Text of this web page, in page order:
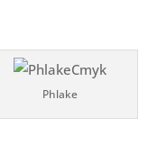
Phlake